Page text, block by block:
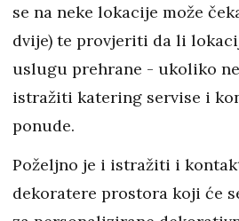
se na neke lokacije može
dvije) te provjeriti da li
uslugu prehrane - ukoliko
istražiti katering servise i
ponude.
Poželjno je i istražiti i
dekoratere prostora koji će